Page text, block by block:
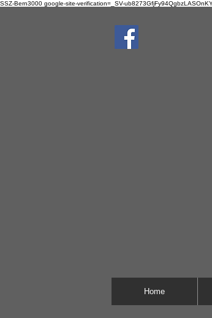
SSZ-Bern3000 google-site-verification=_SV-
Home